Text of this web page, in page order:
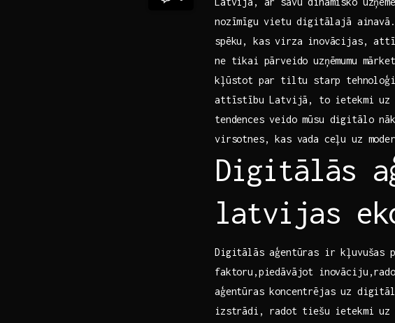
​nozīmīgu⁢ vietu​ digitālajā
spēku, kas virza inovācijas,⁢
ne tikai pārveido uzņēmumu⁣
kļūstot par tiltu starp⁤
attīstību Latvijā, to ietekmi uz
tendences veido mūsu digitālo⁣
virsotnes, kas vada ceļu uz
Digitālās
latvijas
Digitālās aģentūras ir kļuvušas
faktoru,piedāvājot
aģentūras koncentrējas uz
izstrādi, radot tiešu ietekmi uz